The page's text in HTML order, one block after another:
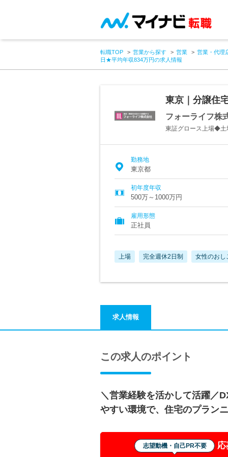
転職TOP 営業から探す 営業
営業・代理
日★平均年収834万円の求人情報
東京｜分譲住
フォーライフ
東証グロース上場◆土
勤務地
東京都
初年度年収
500万～1000万円
雇用形態
正社員
上場 完全週休2日制 女性のおし
求人情報
この求人のポイント
＼営業経験を活かして活躍／
やすい環境で、住宅のプラン
志望動機・自己PR不要